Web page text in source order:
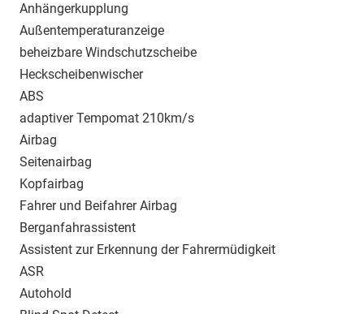
Anhängerkupplung
Außentemperaturanzeige
beheizbare Windschutzscheibe
Heckscheibenwischer
ABS
adaptiver Tempomat 210km/s
Airbag
Seitenairbag
Kopfairbag
Fahrer und Beifahrer Airbag
Berganfahrassistent
Assistent zur Erkennung der Fahrermüdigkeit
ASR
Autohold